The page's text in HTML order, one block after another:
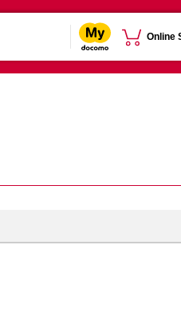
Online